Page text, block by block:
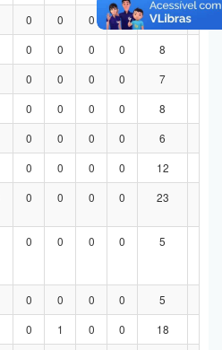
0 0 0 0 5
0 0 0 0 8
0 0 0 0 7
0 0 0 0 8
0 0 0 0 6
0 0 0 0 12
0 0 0 0 23
0 0 0 0 5
0 0 0 0 5
0 1 0 0 18